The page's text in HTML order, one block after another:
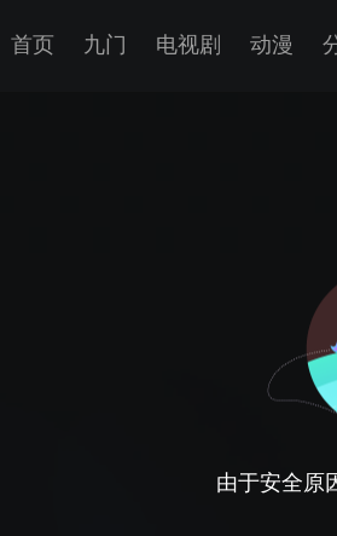
首页 九门 电视剧 动漫
由于安全原